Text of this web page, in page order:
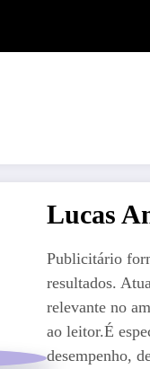
Lucas
Publicitário
resultados.
relevante no
ao leitor.É
desempenho,